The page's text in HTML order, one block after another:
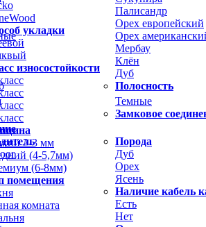
Палисандр
Орех европейский
Орех
Мербау
Клён
Дуб
Полосность
Темные
Замковое
Порода
Дуб
Орех
Ясень
Наличие кабель
Есть
Нет
укладки
износостойкости
2-3 мм
(4-5,7мм)
(6-8мм)
помещения
комната